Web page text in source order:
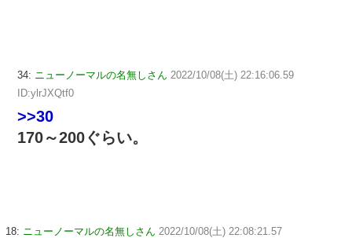
34: ニューノーマルの名無しさん 2022/10/08(土) 22:16:06.59
ID:ylrJXQtf0
>>30
170～200ぐらい。
18: ニューノーマルの名無しさん 2022/10/08(土) 22:08:21.57